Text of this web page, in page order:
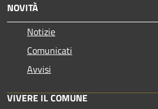
NOVITÀ
Notizie
Comunicati
Avvisi
VIVERE IL COMUNE